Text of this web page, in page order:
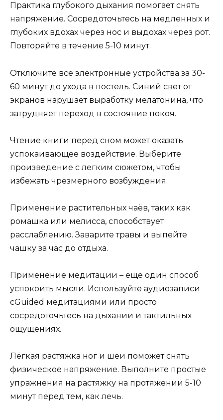
Практика глубокого дыхания помогает снять
напряжение. Сосредоточьтесь на медленных и
глубоких вдохах через нос и выдохах через рот.
Повторяйте в течение 5-10 минут.
Отключите все электронные устройства за 30-
60 минут до ухода в постель. Синий свет от
экранов нарушает выработку мелатонина, что
затрудняет переход в состояние покоя.
Чтение книги перед сном может оказать
успокаивающее воздействие. Выберите
произведение с легким сюжетом, чтобы
избежать чрезмерного возбуждения.
Применение растительных чаёв, таких как
ромашка или мелисса, способствует
расслаблению. Заварите травы и выпейте
чашку за час до отдыха.
Применение медитации – еще один способ
успокоить мысли. Используйте аудиозаписи
сGuided медитациями или просто
сосредоточьтесь на дыхании и тактильных
ощущениях.
Лёгкая растяжка ног и шеи поможет снять
физическое напряжение. Выполните простые
упражнения на растяжку на протяжении 5-10
минут перед тем, как лечь.